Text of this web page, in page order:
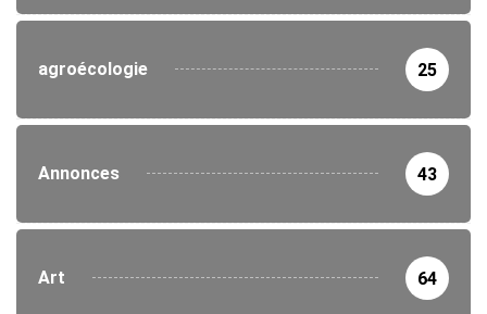
agroécologie 25
Annonces 43
Art 64